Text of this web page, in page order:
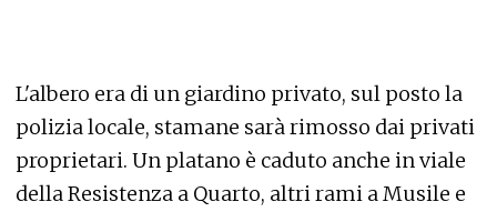
L'albero era di un giardino privato, sul posto la
polizia locale, stamane sarà rimosso dai privati
proprietari. Un platano è caduto anche in viale
della Resistenza a Quarto, altri rami a Musile e